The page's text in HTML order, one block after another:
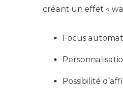
créant un effet «
Focus
Possibilité